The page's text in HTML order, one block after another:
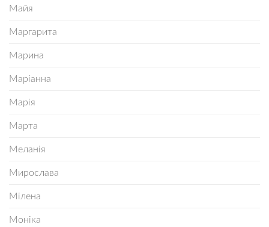
Майя
Маргарита
Марина
Маріанна
Марія
Марта
Меланія
Мирослава
Мілена
Моніка